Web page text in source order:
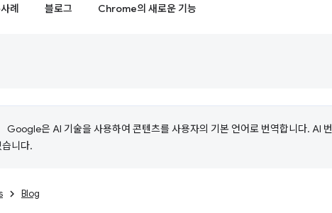
례 블로그 Chrome의 새로운 기능
Google은 AI 기술을 사용하여 콘텐츠를 사용자의 기본 언어로 번역합니다. AI 번
니다.
Blog